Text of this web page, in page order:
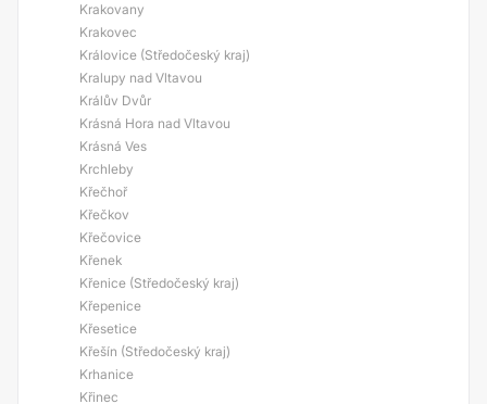
Krakovany
Krakovec
Královice (Středočeský kraj)
Kralupy nad Vltavou
Králův Dvůr
Krásná Hora nad Vltavou
Krásná Ves
Krchleby
Křečhoř
Křečkov
Křečovice
Křenek
Křenice (Středočeský kraj)
Křepenice
Křesetice
Křešín (Středočeský kraj)
Krhanice
Křinec